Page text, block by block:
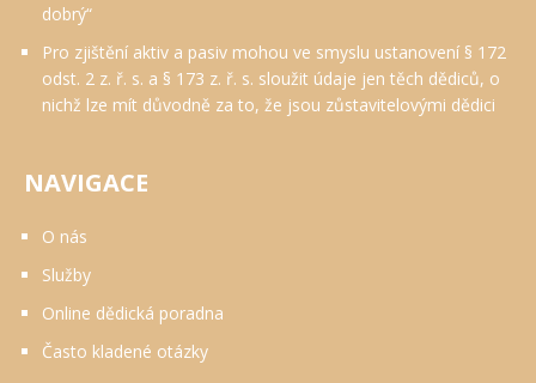
dobrý“
Pro zjištění aktiv a pasiv mohou ve smyslu ustanovení § 172
odst. 2 z. ř. s. a § 173 z. ř. s. sloužit údaje jen těch dědiců, o
nichž lze mít důvodně za to, že jsou zůstavitelovými dědici
NAVIGACE
O nás
Služby
Online dědická poradna
Často kladené otázky